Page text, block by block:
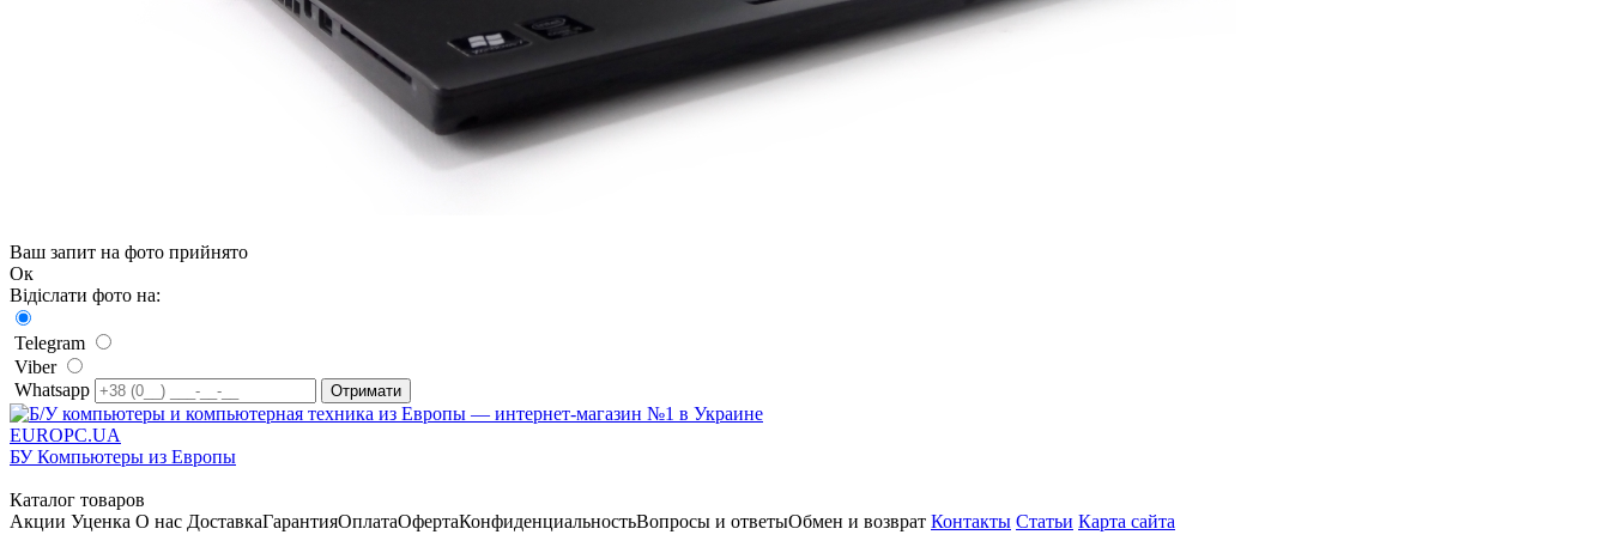
Ваш запит на фото прийнято
Ок
Відіслати фото на:
Telegram
Viber
Whatsapp
EUROPC.UA
БУ Компьютеры из Европы
Каталог товаров
Акции Уценка О нас ДоставкаГарантияОплатаОфертаКонфиденциальностьВопросы и ответыОбмен и возврат Контакты Статьи Карта сайта